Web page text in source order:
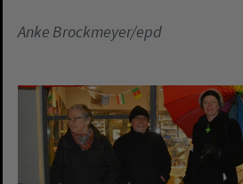
Anke Brockmeyer/epd